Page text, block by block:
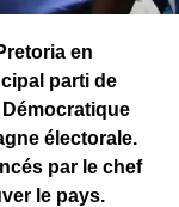
en
parti de
Démocratique
électorale.
par le chef
le pays.